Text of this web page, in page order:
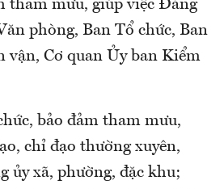
tham mưu, giúp việc Đảng
phòng, Ban Tổ chức, Ban
vận, Cơ quan Ủy ban Kiểm
bảo đảm tham mưu,
chỉ đạo thường xuyên,
ủy xã, phường, đặc khu;